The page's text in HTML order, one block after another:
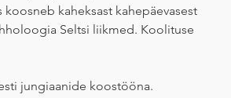
kaheksast kahepäevasest
Seltsi liikmed. Koolituse
jungiaanide koostööna.